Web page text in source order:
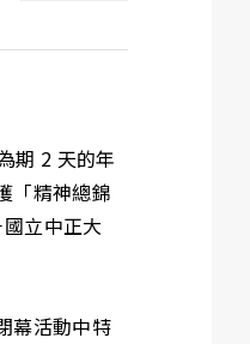
期 2 天的年
「精神總錦
立中正大
幕活動中特